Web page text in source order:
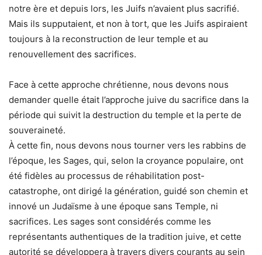
notre ère et depuis lors, les Juifs n’avaient plus sacrifié.
Mais ils supputaient, et non à tort, que les Juifs aspiraient
toujours à la reconstruction de leur temple et au
renouvellement des sacrifices.
Face à cette approche chrétienne, nous devons nous
demander quelle était l’approche juive du sacrifice dans la
période qui suivit la destruction du temple et la perte de
souveraineté.
À cette fin, nous devons nous tourner vers les rabbins de
l’époque, les Sages, qui, selon la croyance populaire, ont
été fidèles au processus de réhabilitation post-
catastrophe, ont dirigé la génération, guidé son chemin et
innové un Judaïsme à une époque sans Temple, ni
sacrifices. Les sages sont considérés comme les
représentants authentiques de la tradition juive, et cette
autorité se développera à travers divers courants au sein